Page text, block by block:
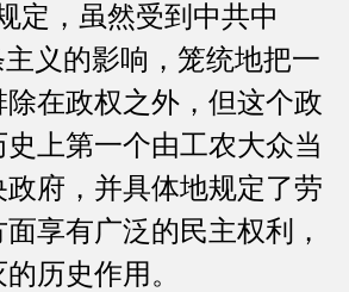
定，虽然受到中共中
主义的影响，笼统地把一
在政权之外，但这个政
上第一个由工农大众当
府，并具体地规定了劳
享有广泛的民主权利，
历史作用。